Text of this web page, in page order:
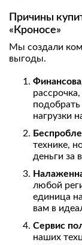
Причины
«Кроносе»
Мы создали
выгоды.
подобрать
нагрузки
технике,
деньги за
любой
единица
вам в
Сервис
наших